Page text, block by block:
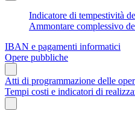
Indicatore di tempestività
Ammontare complessivo
IBAN e pagamenti informatici
Opere pubbliche
Atti di programmazione delle
Tempi costi e indicatori di